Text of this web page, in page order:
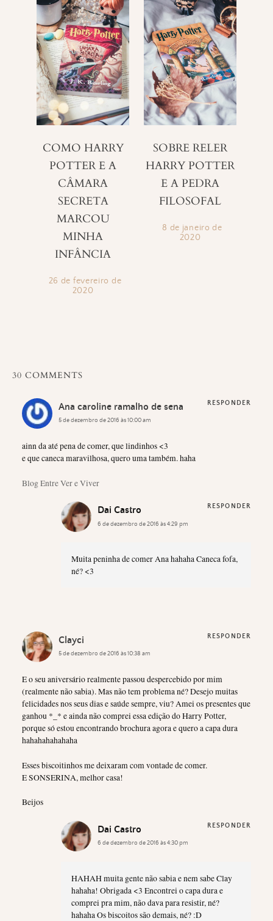
COMO HARRY
POTTER E A
CÂMARA
SECRETA
MARCOU
MINHA
INFÂNCIA
26 de fevereiro de
2020
SOBRE RELER
HARRY POTTER
E A PEDRA
FILOSOFAL
8 de janeiro de
2020
30 COMMENTS
Ana caroline ramalho de sena
5 de dezembro de 2016 às 10:00 am
ainn da até pena de comer, que lindinhos <3
e que caneca maravilhosa, quero uma também. haha
Blog Entre Ver e Viver
RESPONDER
Dai Castro
6 de dezembro de 2016 às 4:29 pm
Muita peninha de comer Ana hahaha Caneca fofa,
né? <3
RESPONDER
Clayci
5 de dezembro de 2016 às 10:38 am
E o seu aniversário realmente passou despercebido por mim
(realmente não sabia). Mas não tem problema né? Desejo muitas
felicidades nos seus dias e saúde sempre, viu? Amei os presentes que
ganhou *_* e ainda não comprei essa edição do Harry Potter,
porque só estou encontrando brochura agora e quero a capa dura
hahahahahahaha
Esses biscoitinhos me deixaram com vontade de comer.
E SONSERINA, melhor casa!
Beijos
RESPONDER
Dai Castro
6 de dezembro de 2016 às 4:30 pm
HAHAH muita gente não sabia e nem sabe Clay
hahaha! Obrigada <3 Encontrei o capa dura e
comprei pra mim, não dava para resistir, né?
hahaha Os biscoitos são demais, né? :D
RESPONDER